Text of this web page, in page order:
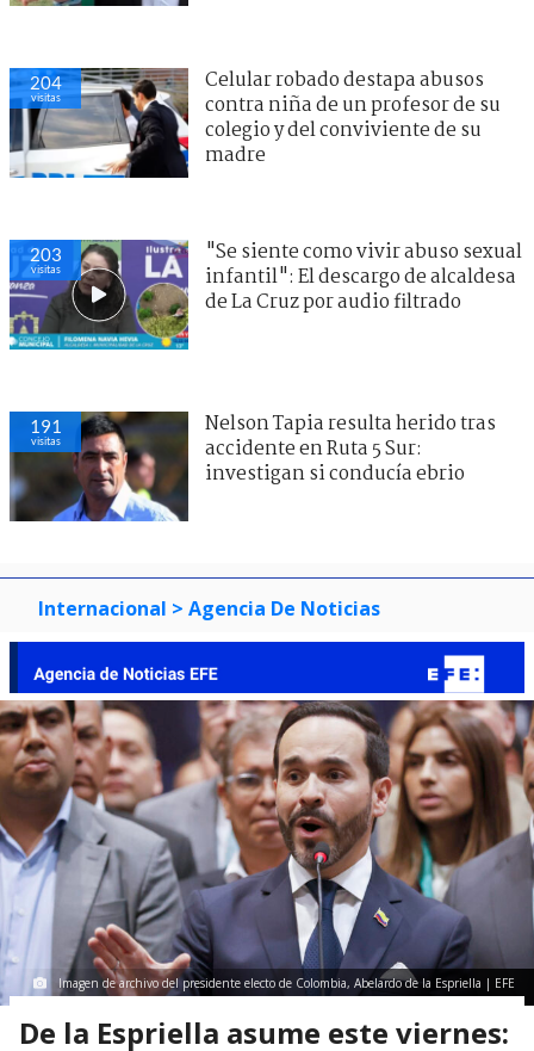
204
visitas
Celular robado destapa abusos
contra niña de un profesor de su
colegio y del conviviente de su
madre
203
visitas
"Se siente como vivir abuso sexual
infantil": El descargo de alcaldesa
de La Cruz por audio filtrado
191
visitas
Nelson Tapia resulta herido tras
accidente en Ruta 5 Sur:
investigan si conducía ebrio
Internacional > Agencia De Noticias
Imagen de archivo del presidente electo de Colombia, Abelardo de la Espriella | EFE
De la Espriella asume este viernes: